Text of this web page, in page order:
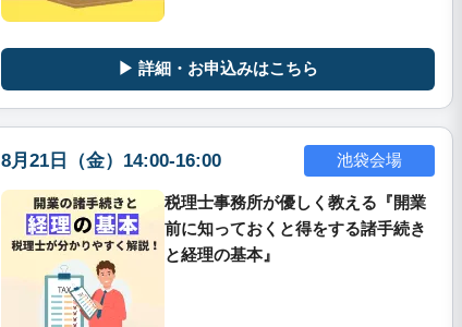
▶ 詳細・お申込みはこちら
8月21日（金）14:00-16:00 池袋会場
税理士事務所が優しく教える『開業
前に知っておくと得をする諸手続き
と経理の基本』